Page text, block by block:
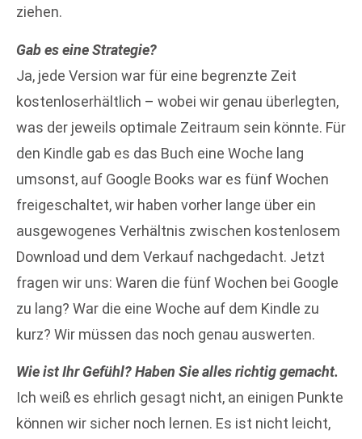
ziehen.
Gab es eine Strategie?
Ja, jede Version war für eine begrenzte Zeit
kostenloserhältlich – wobei wir genau überlegten,
was der jeweils optimale Zeitraum sein könnte. Für
den Kindle gab es das Buch eine Woche lang
umsonst, auf Google Books war es fünf Wochen
freigeschaltet, wir haben vorher lange über ein
ausgewogenes Verhältnis zwischen kostenlosem
Download und dem Verkauf nachgedacht. Jetzt
fragen wir uns: Waren die fünf Wochen bei Google
zu lang? War die eine Woche auf dem Kindle zu
kurz? Wir müssen das noch genau auswerten.
Wie ist Ihr Gefühl? Haben Sie alles richtig gemacht.
Ich weiß es ehrlich gesagt nicht, an einigen Punkte
können wir sicher noch lernen. Es ist nicht leicht,